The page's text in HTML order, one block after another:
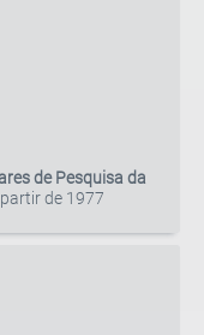
de Pesquisa da
de 1977